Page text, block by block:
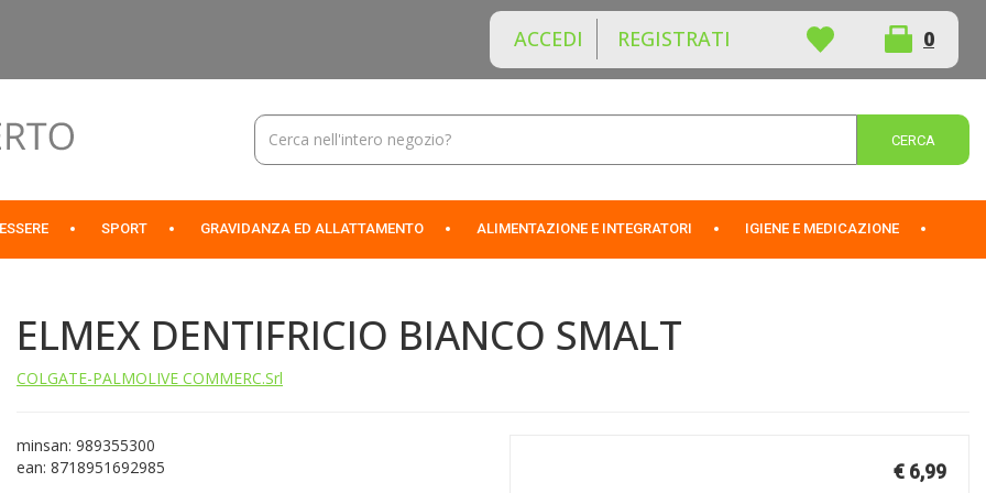
ACCEDI REGISTRATI 0
ARTICOLI
INSERITI
Cerca
Prodotto
SPORT GRAVIDANZA ED ALLATTAMENTO ALIMENTAZIONE E INTEGRATORI IGIENE E MEDICAZIONE
ELMEX DENTIFRICIO BIANCO SMALT
COLGATE-PALMOLIVE COMMERC.Srl
minsan: 989355300
ean: 8718951692985
€ 6,99